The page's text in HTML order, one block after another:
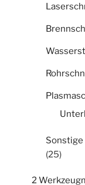
(25)
2